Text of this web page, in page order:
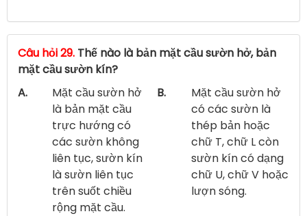
Câu hỏi 29. Thế nào là bản mặt cầu sườn hở, bản
mặt cầu sườn kín?
A.
Mặt cầu sườn hở
là bản mặt cầu
trực hướng có
các sườn không
liên tục, sườn kín
là sườn liên tục
trên suốt chiều
rộng mặt cầu.
B.
Mặt cầu sườn hở
có các sườn là
thép bản hoặc
chữ T, chữ L còn
sườn kín có dạng
chữ U, chữ V hoặc
lượn sóng.